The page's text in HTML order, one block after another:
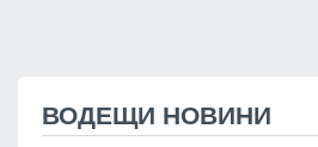
ВОДЕЩИ НОВИНИ